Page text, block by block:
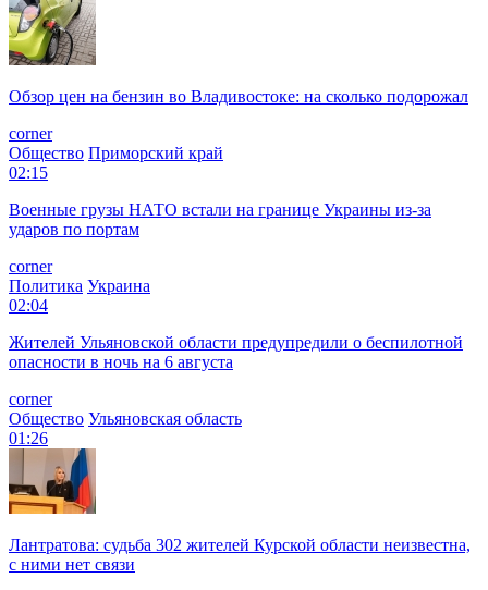
Обзор цен на бензин во Владивостоке: на сколько подорожал
corner
Общество Приморский край
02:15
Военные грузы НАТО встали на границе Украины из-за
ударов по портам
corner
Политика Украина
02:04
Жителей Ульяновской области предупредили о беспилотной
опасности в ночь на 6 августа
corner
Общество Ульяновская область
01:26
Лантратова: судьба 302 жителей Курской области неизвестна,
с ними нет связи